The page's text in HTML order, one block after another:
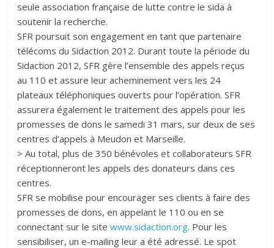
seule association française de lutte contre le sida à
soutenir la recherche.
SFR poursuit son engagement en tant que partenaire
télécoms du Sidaction 2012. Durant toute la période du
Sidaction 2012, SFR gère l’ensemble des appels reçus
au 110 et assure leur acheminement vers les 24
plateaux téléphoniques ouverts pour l’opération. SFR
assurera également le traitement des appels pour les
promesses de dons le samedi 31 mars, sur deux de ses
centres d’appels à Meudon et Marseille.
> Au total, plus de 350 bénévoles et collaborateurs SFR
réceptionneront les appels des donateurs dans ces
centres.
SFR se mobilise pour encourager ses clients à faire des
promesses de dons, en appelant le 110 ou en se
connectant sur le sitewww.sidaction.org. Pour les
sensibiliser, un e-mailing leur a été adressé. Le spot